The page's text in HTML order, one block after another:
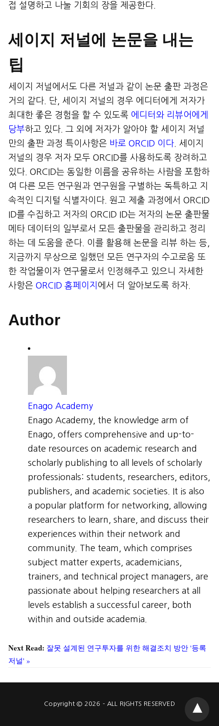
접 설명하고 나눌 기회의 장을 제공한다.
세이지 저널에 논문을 내는
팁
세이지 저널에서도 다른 저널과 같이 논문 출판 과정은
거의 같다. 단, 세이지 저널의 경우 에디터에게 저자가
최대한 좋은 경험을 할 수 있도록 에디터와 리뷰어에게
당부하고 있다. 그 외에 저자가 알아야 할 세이지 저널
만의 출판 과정 특이사항은 바로 ORCID 이다 . 세이지
저널의 경우 저자 모두 ORCID를 사용하도록 장려하고
있다. ORCID는 동일한 이름을 공유하는 사람을 포함하
여 다른 모든 연구원과 연구원을 구별하는 독특하고 지
속적인 디지털 식별자이다. 원고 제출 과정에서 ORCID
ID를 수집하고 저자의 ORCID ID는 저자의 논문 출판물
메타 데이터의 일부로서 모든 출판물을 관리하고 정리
하는 데 도움을 준다. 이를 활용해 논문을 리뷰 하는 등,
지금까지 무상으로 일했던 모든 연구자의 수고로움 또
한 작업물이자 연구물로서 인정해주고 있으니 자세한
사항은 ORCID 홈페이지 에서 더 알아보도록 하자.
Author
Enago Academy
Enago Academy, the knowledge arm of
Enago, offers comprehensive and up-to-
date resources on academic research and
scholarly publishing to all levels of scholarly
professionals: students, researchers, editors,
publishers, and academic societies. It is also
a popular platform for networking, allowing
researchers to learn, share, and discuss their
experiences within their network and
community. The team, which comprises
subject matter experts, academicians,
trainers, and technical project managers, are
passionate about helping researchers at all
levels establish a successful career, both
within and outside academia.
Next Read: 잘못 설계된 연구투자를 위한 해결조치 방안 '등록
저널' »
Copyright © 2026 - ALL RIGHTS RESERVED